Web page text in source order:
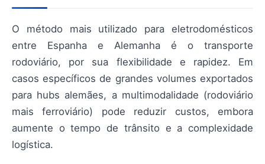
O método mais utilizado para eletrodomésticos
entre Espanha e Alemanha é o transporte
rodoviário, por sua flexibilidade e rapidez. Em
casos específicos de grandes volumes exportados
para hubs alemães, a multimodalidade (rodoviário
mais ferroviário) pode reduzir custos, embora
aumente o tempo de trânsito e a complexidade
logística.